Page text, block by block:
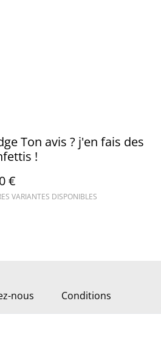
Ton avis ? j'en fais des
!
€
VARIANTES DISPONIBLES
nous Conditions